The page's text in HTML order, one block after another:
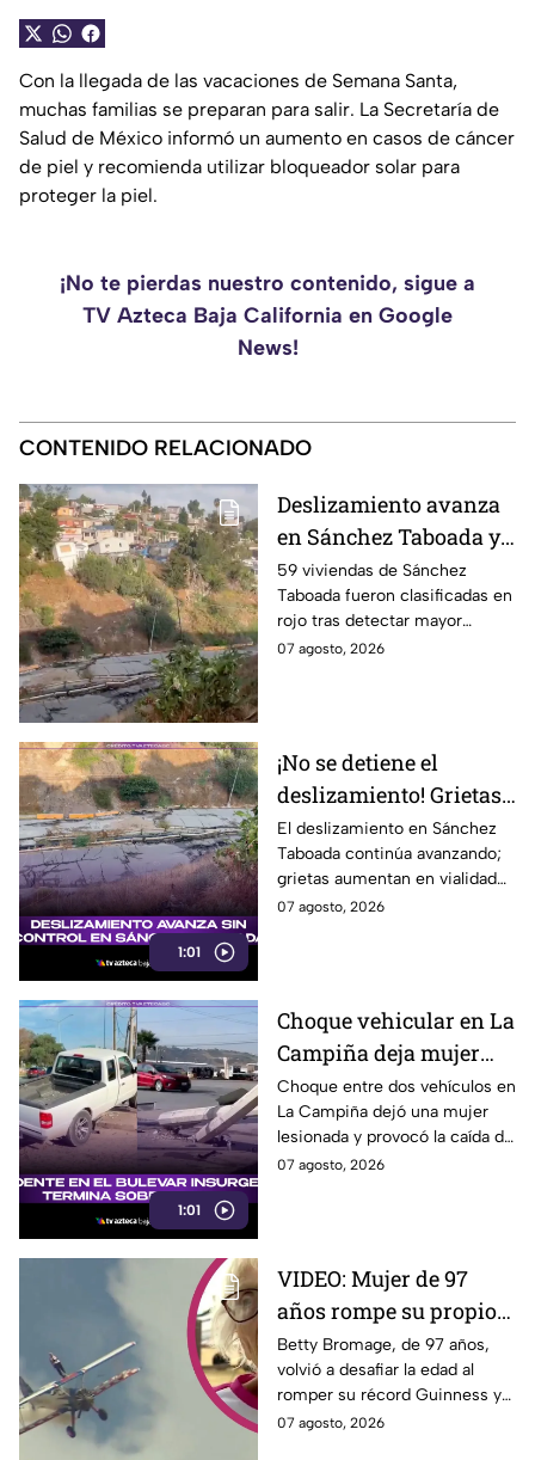
Con la llegada de las vacaciones de Semana Santa,
muchas familias se preparan para salir. La Secretaría de
Salud de México informó un aumento en casos de cáncer
de piel y recomienda utilizar bloqueador solar para
proteger la piel.
¡No te pierdas nuestro contenido, sigue a
TV Azteca Baja California en Google
News!
CONTENIDO RELACIONADO
Deslizamiento avanza
en Sánchez Taboada y
pone en riesgo a 59
viviendas; familias se
niegan a abandonar
sus hogares ⚠️
59 viviendas de Sánchez
Taboada fueron clasificadas en
rojo tras detectar mayor
avance de grietas y riesgo por
07 agosto, 2026
1:01
¡No se detiene el
deslizamiento! Grietas
en Sánchez Taboada
avanzan y aumentan
riesgo para viviendas
El deslizamiento en Sánchez
Taboada continúa avanzando;
grietas aumentan en vialidad
Erídano y elevan riesgo para
07 agosto, 2026
1:01
Choque vehicular en La
Campiña deja mujer
lesionada y derriba
postes hoy 7 de agosto
Choque entre dos vehículos en
La Campiña dejó una mujer
lesionada y provocó la caída de
postes hoy junto al bulevar
07 agosto, 2026
VIDEO: Mujer de 97
años rompe su propio
Récord Guinness al
caminar sobre ala de
avión en vuelo;
acababa de sufrir un
Betty Bromage, de 97 años,
volvió a desafiar la edad al
romper su récord Guinness y
recaudar fondos para un
07 agosto, 2026